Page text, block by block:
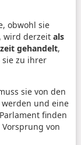
obwohl sie
wird derzeit als
gehandelt,
sie zu ihrer
sie von den
und eine
finden
von